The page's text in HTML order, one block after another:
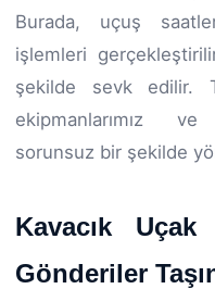
Burada, uçuş
işlemleri
şekilde sevk edilir.
ekipmanlarımız
sorunsuz bir şekilde
Kavacık
Gönderiler